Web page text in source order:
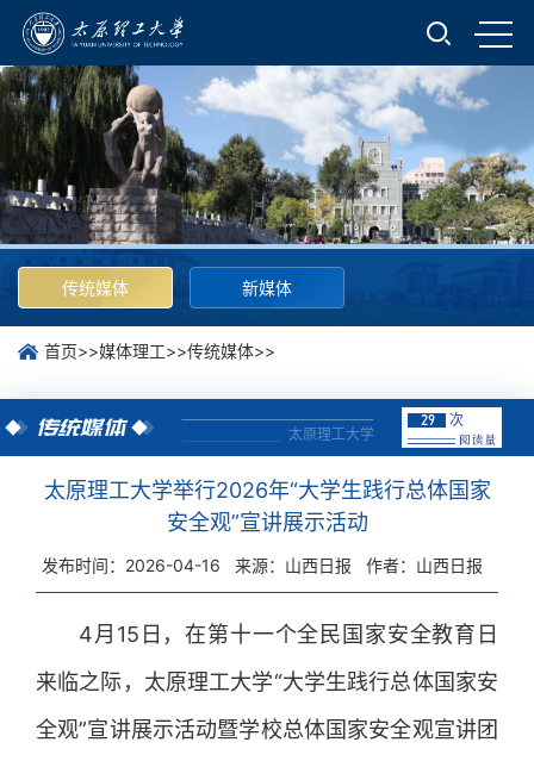
传统媒体 新媒体
首页>>媒体理工>>传统媒体>>
传统媒体 太原理工大学
29 次
太原理工大学举行2026年“大学生践行总体国家
安全观”宣讲展示活动
发布时间：2026-04-16 来源：山西日报 作者：山西日报
4月15日，在第十一个全民国家安全教育日
来临之际，太原理工大学“大学生践行总体国家安
全观”宣讲展示活动暨学校总体国家安全观宣讲团